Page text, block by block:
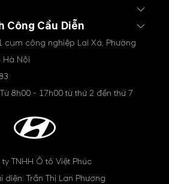
Công Cầu Diễn
cụm công nghiệp Lai Xá, Phường
Hà Nội
8h00 - 17h00 từ thứ 2 đến thứ 7
TNHH Ô tô Việt Phúc
diện: Trần Thị Lan Phương